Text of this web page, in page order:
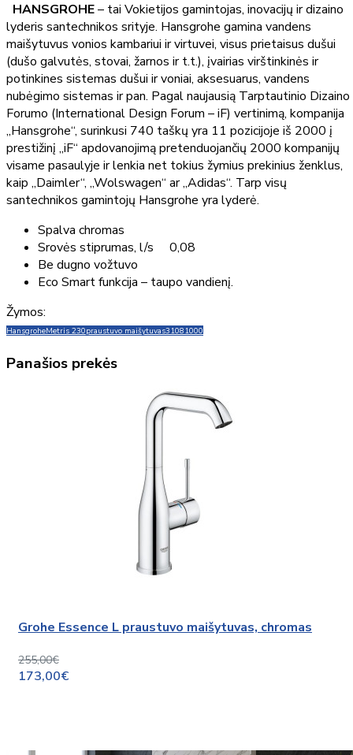
HANSGROHE– tai Vokietijos gamintojas, inovacijų ir dizaino
lyderis santechnikos srityje. Hansgrohe gamina vandens
maišytuvus vonios kambariui ir virtuvei, visus prietaisus dušui
(dušo galvutės, stovai, žarnos ir t.t.), įvairias virštinkinės ir
potinkines sistemas dušui ir voniai, aksesuarus, vandens
nubėgimo sistemas ir pan. Pagal naujausią Tarptautinio Dizaino
Forumo (International Design Forum – iF) vertinimą, kompanija
„Hansgrohe“, surinkusi 740 taškų yra 11 pozicijoje iš 2000 į
prestižinį „iF“ apdovanojimą pretenduojančių 2000 kompanijų
visame pasaulyje ir lenkia net tokius žymius prekinius ženklus,
kaip „Daimler“, „Wolswagen“ ar „Adidas“. Tarp visų
santechnikos gamintojų Hansgrohe yra lyderė.
Spalva chromas
Srovės stiprumas, l/s 0,08
Be dugno vožtuvo
Eco Smart funkcija – taupo vandienį.
Žymos:
HansgroheMetris 230praustuvo maišytuvas31081000
Panašios prekės
Grohe Essence L praustuvo maišytuvas, chromas
255,00€
173,00€